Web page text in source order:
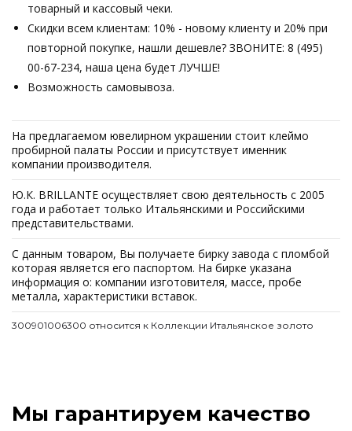
товарный и кассовый чеки.
Скидки всем клиентам: 10% - новому клиенту и 20% при
повторной покупке, нашли дешевле? ЗВОНИТЕ: 8 (495)
00-67-234, наша цена будет ЛУЧШЕ!
Возможность самовывоза.
На предлагаемом ювелирном украшении стоит клеймо
пробирной палаты России и присутствует именник
компании производителя.
Ю.К. BRILLANTE осуществляет свою деятельность с 2005
года и работает только Итальянскими и Российскими
представительствами.
С данным товаром, Вы получаете бирку завода с пломбой
которая является его паспортом. На бирке указана
информация о: компании изготовителя, массе, пробе
металла, характеристики вставок.
300901006300 относится к Коллекции Итальянское золото
Мы гарантируем качество